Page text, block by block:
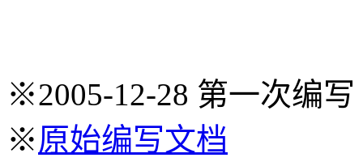
※2005-12-28 第一次编写
※原始编写文档